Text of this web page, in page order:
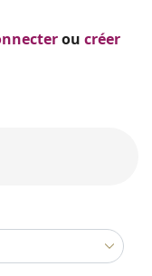
ou créer